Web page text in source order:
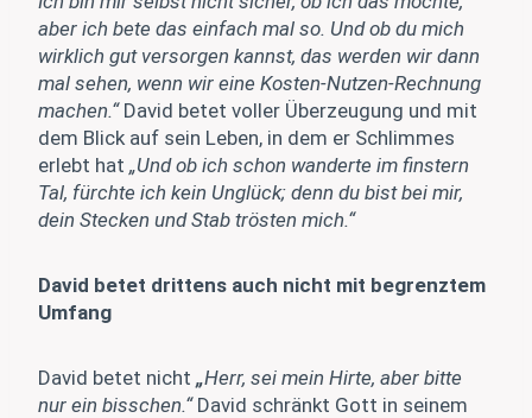
aber ich bete das einfach mal so. Und ob du mich
wirklich gut versorgen kannst, das werden wir dann
mal sehen, wenn wir eine Kosten-Nutzen-Rechnung
machen.“ David betet voller Überzeugung und mit
dem Blick auf sein Leben, in dem er Schlimmes
erlebt hat „Und ob ich schon wanderte im finstern
Tal, fürchte ich kein Unglück; denn du bist bei mir,
dein Stecken und Stab trösten mich.“
David betet drittens auch nicht mit begrenztem
Umfang
David betet nicht „Herr, sei mein Hirte, aber bitte
nur ein bisschen.“David schränkt Gott in seinem